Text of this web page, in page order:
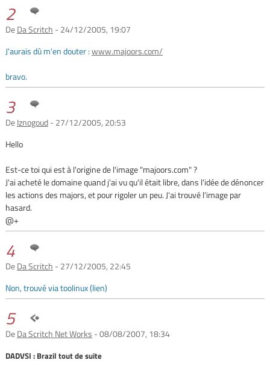
2
DeDa Scritch - 24/12/2005, 19:07
J'aurais dû m'en douter :www.majoors.com/
bravo.
3
DeIznogoud- 27/12/2005, 20:53
Hello
Est-ce toi qui est à l'origine de l'image "majoors.com" ?
J'ai acheté le domaine quand j'ai vu qu'il était libre, dans l'idée de dénoncer
les actions des majors, et pour rigoler un peu. J'ai trouvé l'image par
hasard.
@+
4
DeDa Scritch - 27/12/2005, 22:45
Non, trouvé via toolinux (lien)
5
DeDa Scritch Net Works - 08/08/2007, 18:34
DADVSI : Brazil tout de suite